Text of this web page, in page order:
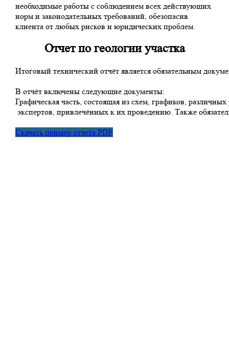
необходимые работы с соблюдением всех действующих
норм и законодательных требований, обезопасив
клиента от любых рисков и юридических проблем.
Отчет по геологии участка
Итоговый технический отчёт является обязательным
В отчёт включены следующие документы:
Графическая часть, состоящая из схем, графиков,
экспертов, привлечённых к их проведению. Также
Скачать пример отчета PDF